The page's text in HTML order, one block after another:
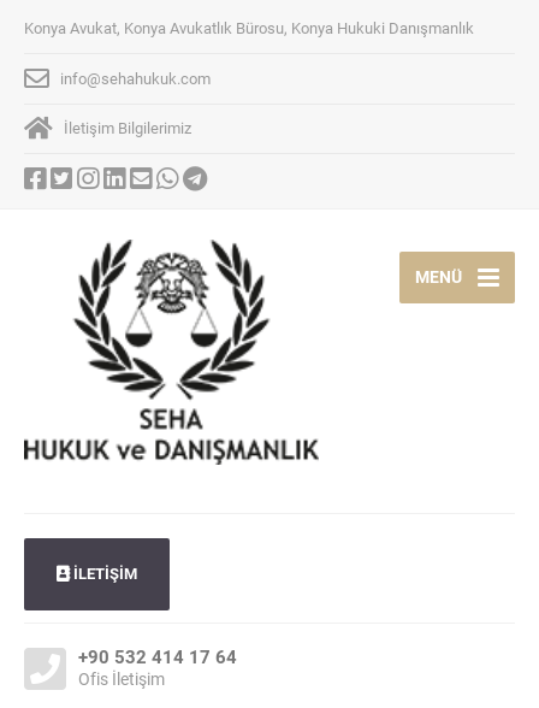
Konya Avukat, Konya Avukatlık Bürosu, Konya Hukuki Danışmanlık
info@sehahukuk.com
İletişim Bilgilerimiz
İLETİŞİM
+90 532 414 17 64
Ofis İletişim
MENÜ